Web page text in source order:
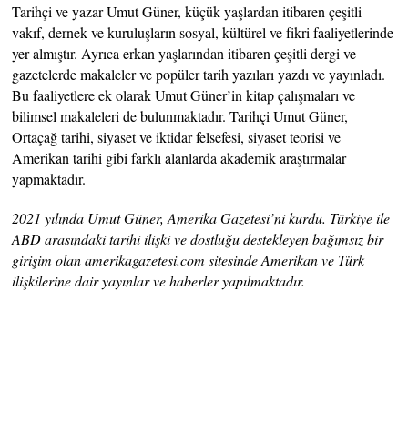
Tarihçi ve yazar Umut Güner, küçük yaşlardan itibaren çeşitli
vakıf, dernek ve kuruluşların sosyal, kültürel ve fikri faaliyetlerinde
yer almıştır. Ayrıca erkan yaşlarından itibaren çeşitli dergi ve
gazetelerde makaleler ve popüler tarih yazıları yazdı ve yayınladı.
Bu faaliyetlere ek olarak Umut Güner’in kitap çalışmaları ve
bilimsel makaleleri de bulunmaktadır. Tarihçi Umut Güner,
Ortaçağ tarihi, siyaset ve iktidar felsefesi, siyaset teorisi ve
Amerikan tarihi gibi farklı alanlarda akademik araştırmalar
yapmaktadır.
2021 yılında Umut Güner, Amerika Gazetesi’ni kurdu. Türkiye ile
ABD arasındaki tarihi ilişki ve dostluğu destekleyen bağımsız bir
girişim olan amerikagazetesi.com sitesinde Amerikan ve Türk
ilişkilerine dair yayınlar ve haberler yapılmaktadır.